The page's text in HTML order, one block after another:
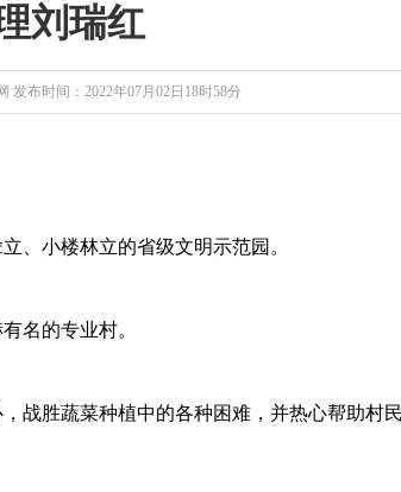
刘瑞红
发布时间：2022年07月02日18时58分
、小楼林立的省级文明示范园。
名的专业村。
战胜蔬菜种植中的各种困难，并热心帮助村